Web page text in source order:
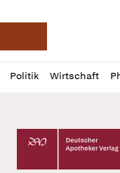
Deutsche
Politik Wirtschaft
Profil
öffnen
Daz
Pur
Deutscher